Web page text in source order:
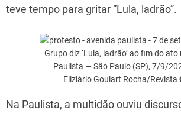
teve tempo para gritar “Lula, ladrão”.
Grupo diz ‘Lula, ladrão’ ao fim do ato
Paulista — São Paulo (SP), 7/9/
Eliziário Goulart Rocha/Revista
Na Paulista, a multidão ouviu